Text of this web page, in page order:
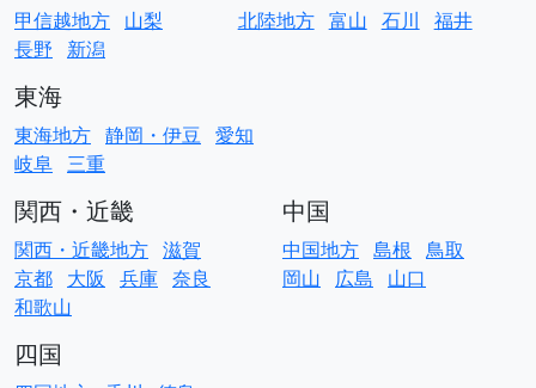
甲信越地方 山梨
長野 新潟
北陸地方 富山 石川 福井
東海
東海地方 静岡・伊豆 愛知
岐阜 三重
関西・近畿
関西・近畿地方 滋賀
京都 大阪 兵庫 奈良
和歌山
中国
中国地方 島根 鳥取
岡山 広島 山口
四国